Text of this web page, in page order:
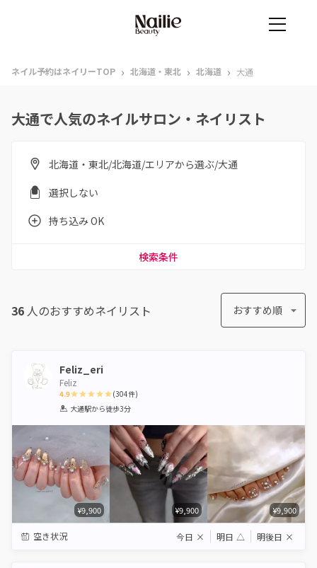
ネイル予約はネイリーTOP › 北海道・東北 › 北海道 › 大通
大通で人気のネイルサロン・ネイリスト
北海道・東北/北海道/エリアから選ぶ/大通
選択しない
持ち込み OK
検索条件
36 人のおすすめネイリスト おすすめ順
Feliz_eri
Feliz
4.9
1 2 3 4 5
(304件)
大通駅から徒歩3分
¥9,900 ¥9,900 ¥9,900
空き状況 今日 × 明日 △ 明後日 ×